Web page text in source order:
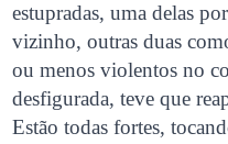
estupradas, uma delas
vizinho, outras duas
ou menos violentos no
desfigurada, teve que
Estão todas fortes,